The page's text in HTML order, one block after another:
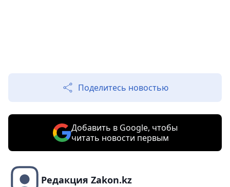
Поделитесь новостью
Добавить в Google, чтобы
читать новости первым
Редакция Zakon.kz